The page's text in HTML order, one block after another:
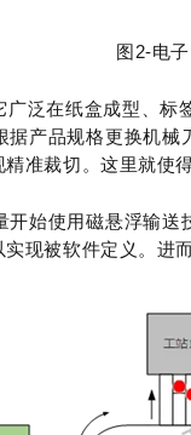
图2-电
泛在纸盒成型、
产品规格更换机
准裁切。这里就使
始使用磁悬浮输
现被软件定义。进